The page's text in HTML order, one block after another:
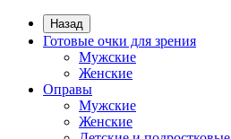
Назад
Готовые очки для зрения
Мужские
Женские
Оправы
Мужские
Женские